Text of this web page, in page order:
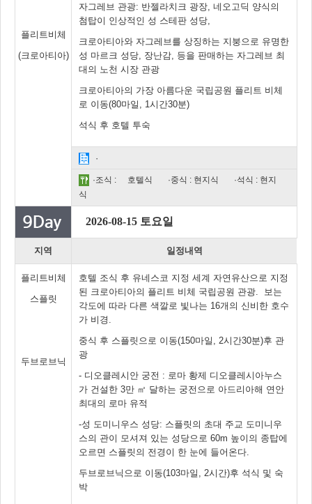
플리트비체
(크로아티아)
자그레브 관광: 반젤라치크 광장, 네오고딕 양식의
첨탑이 인상적인 성 스테판 성당,
크로아티아와 자그레브를 상징하는 지붕으로 유명한
성 마르크 성당, 장난감, 등을 판매하는 자그레브 최
대의 노천 시장 관광
크로아티아의 가장 아름다운 국립공원 플리트 비체
로 이동(80마일, 1시간30분)
석식 후 호텔 투숙
·
·조식 : 호텔식 ·중식 : 현지식
·석식 : 현지
식
2026-08-15 토요일
지역 일정내역
플리트비체
스플릿
두브로브닉
호텔 조식 후 유네스코 지정 세계 자연유산으로 지정
된 크로아티아의 플리트 비체 국립공원 관광. 보는
각도에 따라 다른 색깔로 빛나는 16개의 신비한 호수
가 비경.
중식 후 스플릿으로 이동(150마일, 2시간30분)후 관
광
- 디오클레시안 궁전 : 로마 황제 디오클레시아누스
가 건설한 3만 ㎡ 달하는 궁전으로 아드리아해 연안
최대의 로마 유적
-성 도미니우스 성당: 스플릿의 초대 주교 도미니우
스의 관이 모셔져 있는 성당으로 60m 높이의 종탑에
오르면 스플릿의 전경이 한 눈에 들어온다.
두브로브닉으로 이동(103마일, 2시간)후 석식 및 숙
박